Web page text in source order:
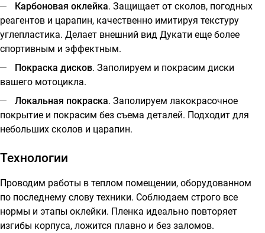
Карбоновая оклейка. Защищает от сколов, погодных
реагентов и царапин, качественно имитируя текстуру
углепластика. Делает внешний вид Дукати еще более
спортивным и эффектным.
Покраска дисков. Заполируем и покрасим диски
вашего мотоцикла.
Локальная покраска. Заполируем лакокрасочное
покрытие и покрасим без съема деталей. Подходит для
небольших сколов и царапин.
Технологии
Проводим работы в теплом помещении, оборудованном
по последнему слову техники. Соблюдаем строго все
нормы и этапы оклейки. Пленка идеально повторяет
изгибы корпуса, ложится плавно и без заломов.